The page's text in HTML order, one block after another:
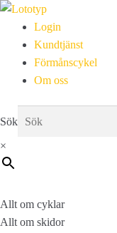
Login
Kundtjänst
Förmånscykel
Om oss
Sök
×
Allt om cyklar
Allt om skidor